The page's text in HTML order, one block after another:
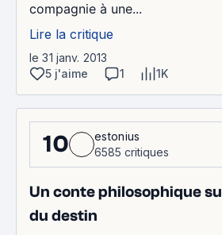
compagnie à une...
Lire la critique
le 31 janv. 2013
5 j'aime
1 1K
10
estonius
6585 critiques
Un conte philosophique
du destin